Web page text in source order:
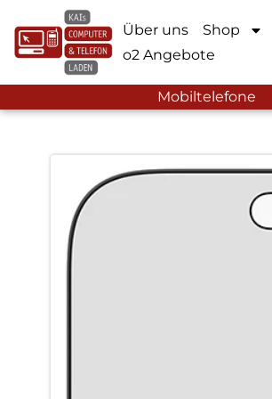
Über uns Shop
o2 Angebote
Mobiltelefone